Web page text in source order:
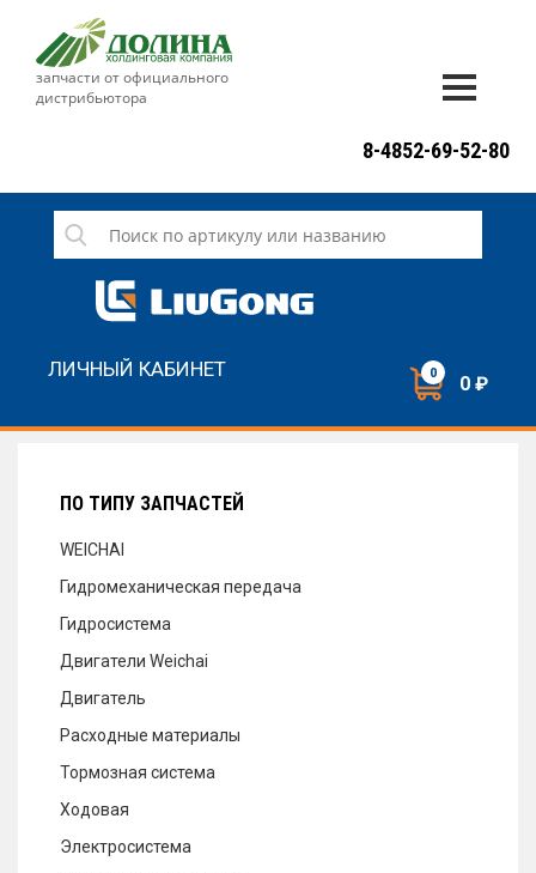
запчасти от официального
дистрибьютора
СЕРВИС
НОВОСТИ
8-4852-69-52-80
ЛИЧНЫЙ КАБИНЕТ 0 0 ₽
ПО ТИПУ ЗАПЧАСТЕЙ
WEICHAI
Гидромеханическая передача
Гидросистема
Двигатели Weichai
Двигатель
Расходные материалы
Тормозная система
Ходовая
Электросистема